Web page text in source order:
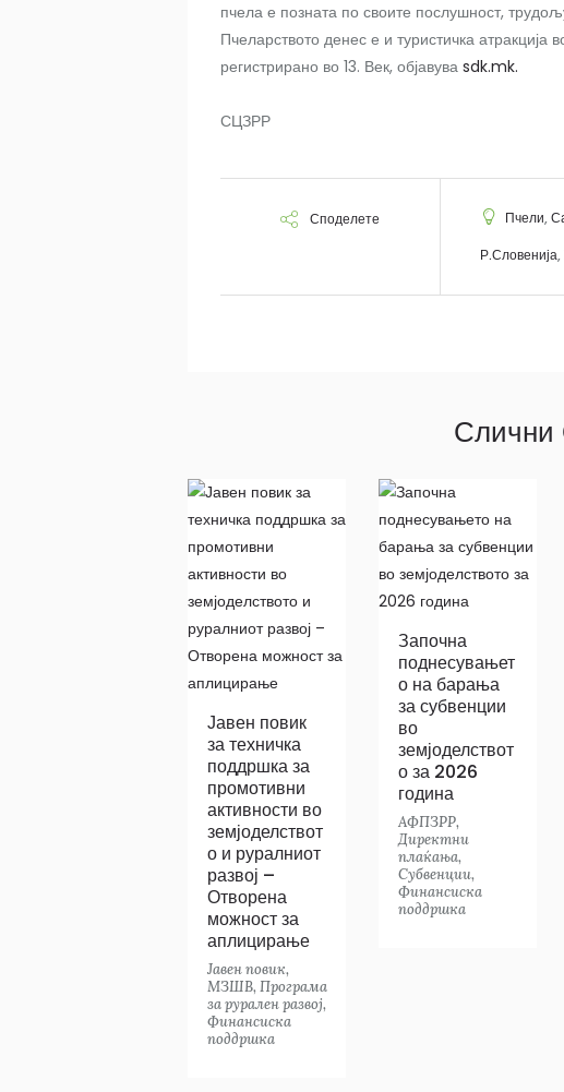
пчела е позната по своите послушност,
Пчеларството денес е и туристичка атракција
регистрирано во 13. Век, објавува sdk.mk.
СЦЗРР
Споделете Пчели,
Р.Словенија,
Слични
Јавен повик
за техничка
поддршка за
промотивни
активности во
земјоделствот
о и руралниот
развој –
Отворена
можност за
аплицирање
Јавен повик,
МЗШВ,Програма
за рурален развој,
Финансиска
поддршка
Започна
поднесувањет
о на барања
за субвенции
во
земјоделствот
о за 2026
година
АФПЗРР,
Директни
плаќања,
Субвенции,
Финансиска
поддршка